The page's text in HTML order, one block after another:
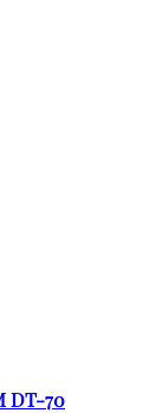
DT-70